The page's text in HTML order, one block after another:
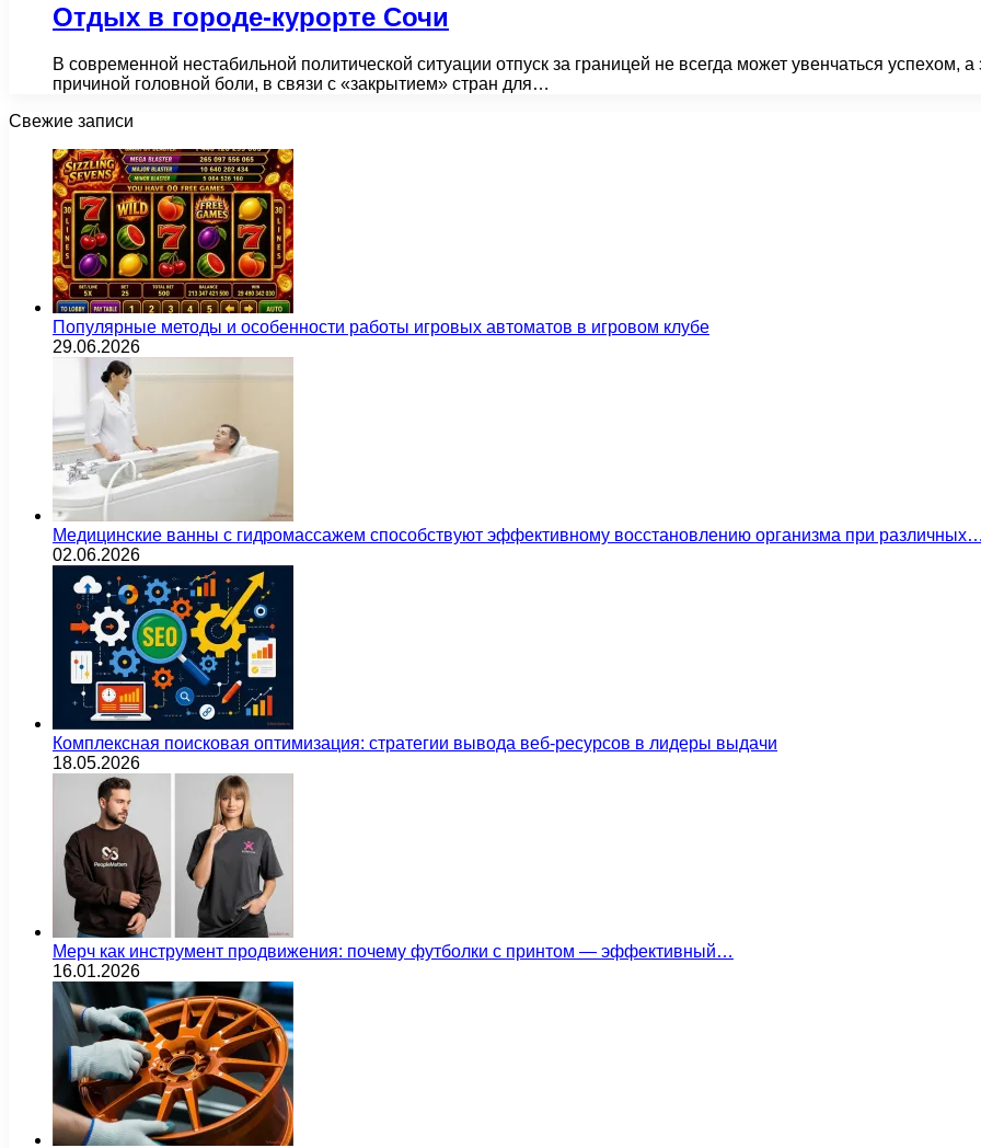
Отдых в городе-курорте Сочи
В современной нестабильной политической ситуации отпуск за границей не всегда может увенчаться успехом,
причиной головной боли, в связи с «закрытием» стран для…
Свежие записи
Популярные методы и особенности работы игровых автоматов в игровом клубе
29.06.2026
Медицинские ванны с гидромассажем способствуют эффективному восстановлению организма при
02.06.2026
Комплексная поисковая оптимизация: стратегии вывода веб-ресурсов в лидеры выдачи
18.05.2026
Мерч как инструмент продвижения: почему футболки с принтом — эффективный…
16.01.2026